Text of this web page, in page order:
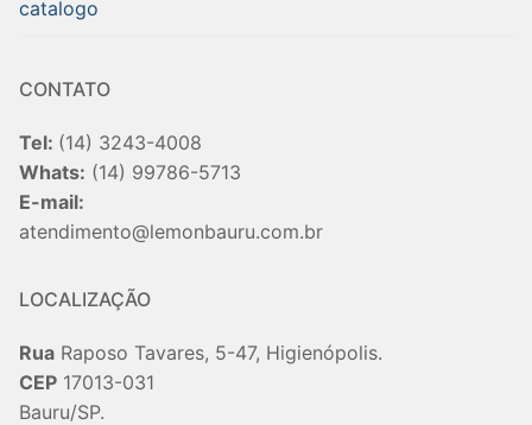
catalogo
CONTATO
Tel: (14) 3243-4008
Whats: (14) 99786-5713
E-mail:
atendimento@lemonbauru.com.br
LOCALIZAÇÃO
Rua Raposo Tavares, 5-47, Higienópolis.
CEP 17013-031
Bauru/SP.